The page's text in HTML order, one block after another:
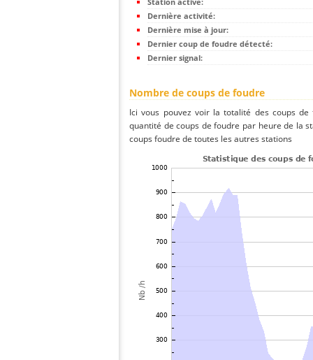
Dernière activité:
Dernière mise à jour:
Dernier coup de foudre détecté:
Dernier signal:
Nombre de coups de foudre
Ici vous pouvez voir la totalité des coups
quantité de coups de foudre par heure de la
coups foudre de toutes les autres stations